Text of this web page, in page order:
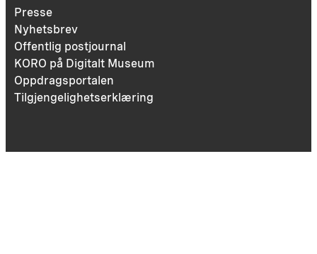
Presse
Nyhetsbrev
Offentlig postjournal
KORO på Digitalt Museum
Oppdragsportalen
Tilgjengelighetserklæring